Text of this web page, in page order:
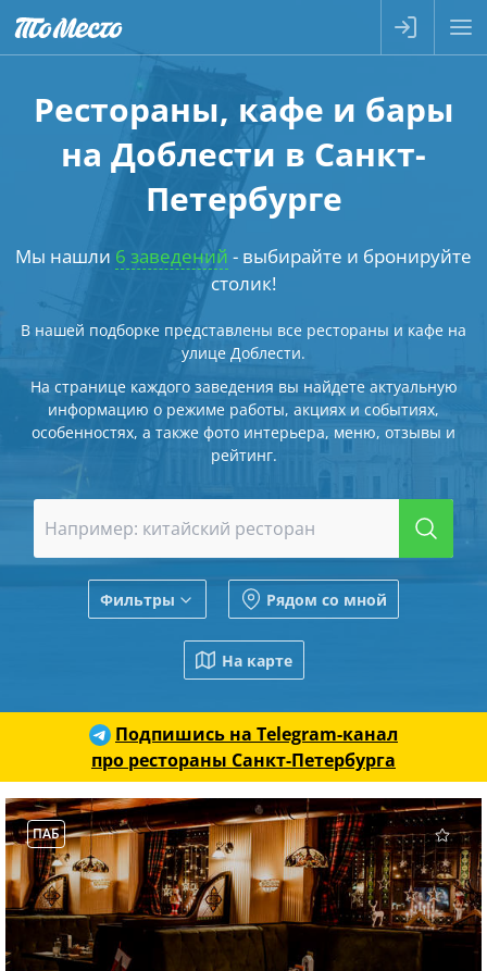
Рестораны, кафе и бары
на Доблести в Санкт-
Петербурге
Мы нашли 6 заведений - выбирайте и бронируйте
столик!
В нашей подборке представлены все рестораны и кафе на
улице Доблести.
На странице каждого заведения вы найдете актуальную
информацию о режиме работы, акциях и событиях,
особенностях, а также фото интерьера, меню, отзывы и
рейтинг.
Фильтры Рядом со мной
На карте
Подпишись на Telegram-канал
про рестораны Санкт-Петербурга
ПАБ